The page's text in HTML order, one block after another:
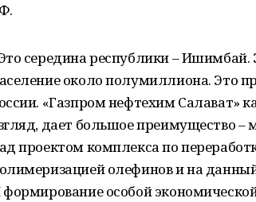
середина республики – Ишимбай.
около полумиллиона. Это
«Газпром нефтехим Салават»
дает большое преимущество –
проектом комплекса по
олефинов и на
особой